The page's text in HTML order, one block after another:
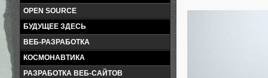
OPEN SOURCE
БУДУЩЕЕ ЗДЕСЬ
ВЕБ-РАЗРАБОТКА
КОСМОНАВТИКА
РАЗРАБОТКА ВЕБ-САЙТОВ